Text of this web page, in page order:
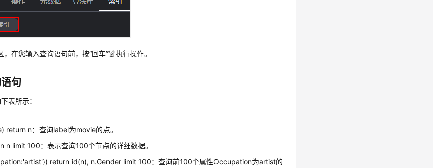
，在您输入查询语句前，按“回车”键执行操作。
句
表所示：
return n：查询label为movie的点。
n limit 100：表示查询100个节点的详细数据。
return id(n), n.Gender limit 100：查询前100个属性Occupation为artist的